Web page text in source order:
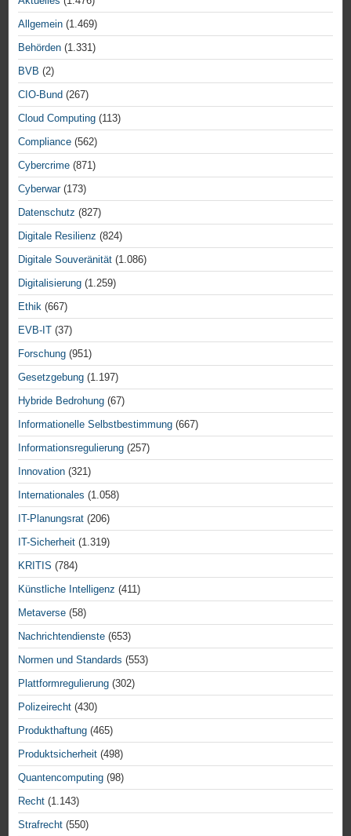
Allgemein (1.469)
Behörden (1.331)
BVB (2)
CIO-Bund (267)
Cloud Computing (113)
Compliance (562)
Cybercrime (871)
Cyberwar(173)
Datenschutz (827)
Digitale Resilienz (824)
Digitale Souveränität (1.086)
Digitalisierung (1.259)
Ethik (667)
EVB-IT (37)
Forschung (951)
Gesetzgebung (1.197)
Hybride Bedrohung (67)
Informationelle Selbstbestimmung (667)
Informationsregulierung (257)
Innovation (321)
Internationales (1.058)
IT-Planungsrat (206)
IT-Sicherheit (1.319)
KRITIS (784)
Künstliche Intelligenz (411)
Metaverse (58)
Nachrichtendienste (653)
Normen und Standards (553)
Plattformregulierung (302)
Polizeirecht (430)
Produkthaftung (465)
Produktsicherheit (498)
Quantencomputing (98)
Recht (1.143)
Strafrecht (550)